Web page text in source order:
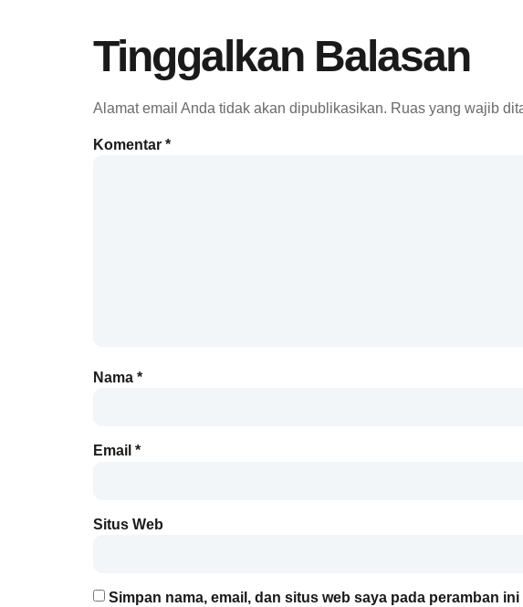
Tinggalkan Balasan
Alamat email Anda tidak akan dipublikasikan. Ruas yang wajib
Komentar *
Nama *
Email *
Situs Web
Simpan nama, email, dan situs web saya pada peramban